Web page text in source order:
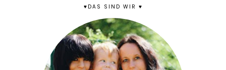
♥DAS SIND WIR ♥